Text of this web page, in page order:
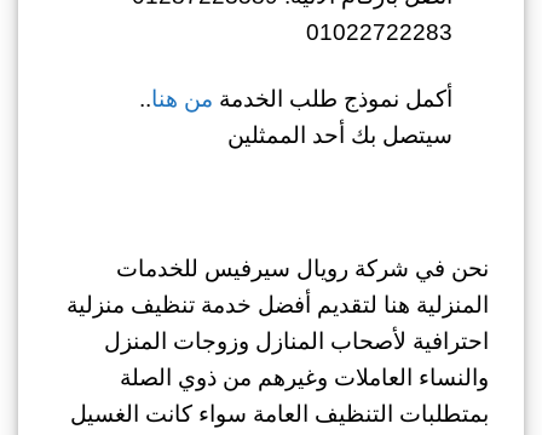
01022722283
أكمل نموذج طلب الخدمة من هنا..
سيتصل بك أحد الممثلين
نحن في شركة رويال سيرفيس للخدمات
المنزلية هنا لتقديم أفضل خدمة تنظيف منزلية
احترافية لأصحاب المنازل وزوجات المنزل
والنساء العاملات وغيرهم من ذوي الصلة
بمتطلبات التنظيف العامة سواء كانت الغسيل